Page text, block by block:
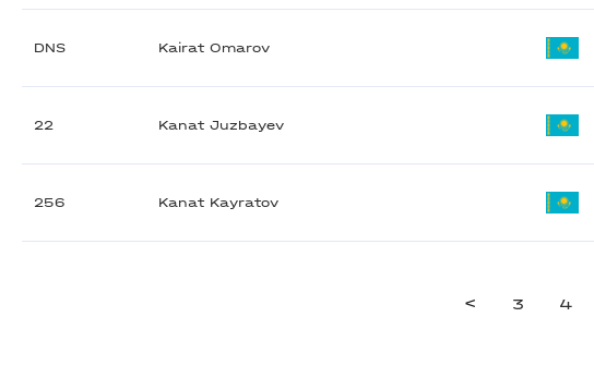
DNS Kairat Omarov
22 Kanat Juzbayev
256 Kanat Kayratov
< 3 4